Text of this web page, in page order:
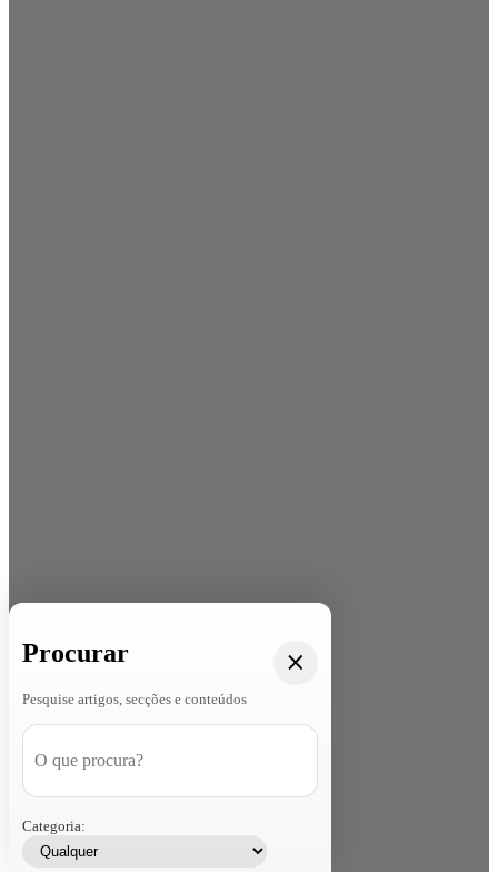
Procurar
Pesquise artigos, secções e conteúdos
Categoria: